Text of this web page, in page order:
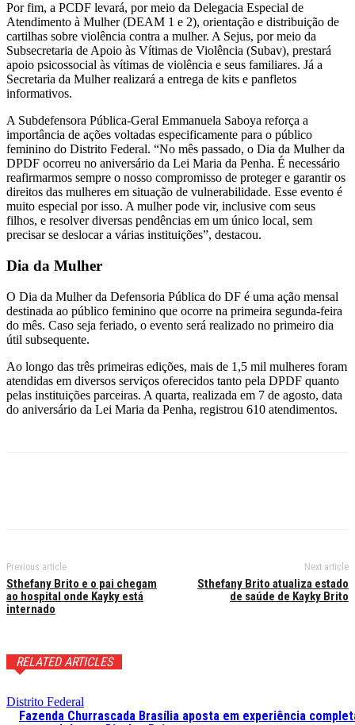
Por fim, a PCDF levará, por meio da Delegacia Especial de
Atendimento à Mulher (DEAM 1 e 2), orientação e distribuição de
cartilhas sobre violência contra a mulher. A Sejus, por meio da
Subsecretaria de Apoio às Vítimas de Violência (Subav), prestará
apoio psicossocial às vítimas de violência e seus familiares. Já a
Secretaria da Mulher realizará a entrega de kits e panfletos
informativos.
A Subdefensora Pública-Geral Emmanuela Saboya reforça a
importância de ações voltadas especificamente para o público
feminino do Distrito Federal. “No mês passado, o Dia da Mulher da
DPDF ocorreu no aniversário da Lei Maria da Penha. É necessário
reafirmarmos sempre o nosso compromisso de proteger e garantir os
direitos das mulheres em situação de vulnerabilidade. Esse evento é
muito especial por isso. A mulher pode vir, inclusive com seus
filhos, e resolver diversas pendências em um único local, sem
precisar se deslocar a várias instituições”, destacou.
Dia da Mulher
O Dia da Mulher da Defensoria Pública do DF é uma ação mensal
destinada ao público feminino que ocorre na primeira segunda-feira
do mês. Caso seja feriado, o evento será realizado no primeiro dia
útil subsequente.
Ao longo das três primeiras edições, mais de 1,5 mil mulheres foram
atendidas em diversos serviços oferecidos tanto pela DPDF quanto
pelas instituições parceiras. A quarta, realizada em 7 de agosto, data
do aniversário da Lei Maria da Penha, registrou 610 atendimentos.
Previous article
Sthefany Brito e o pai chegam
ao hospital onde Kayky está
internado
Next article
Sthefany Brito atualiza estado
de saúde de Kayky Brito
RELATED ARTICLES
Distrito Federal
Fazenda Churrascada Brasília aposta em experiência